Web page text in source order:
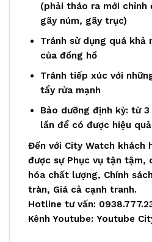
(phải tháo ra mới chỉnh
gãy núm, gãy trục)
Tránh sử dụng quá khả
của đồng hồ
Tránh tiếp xúc với
tẩy rửa mạnh
Bảo dưỡng định kỳ: từ 3
lần để có được hiệu
Đến với City Watch khách
được sự Phục vụ tận tậm,
hóa chất lượng, Chính
tràn, Giá cả cạnh tranh.
Hotline tư vấn:
Kênh Youtube: Youtube